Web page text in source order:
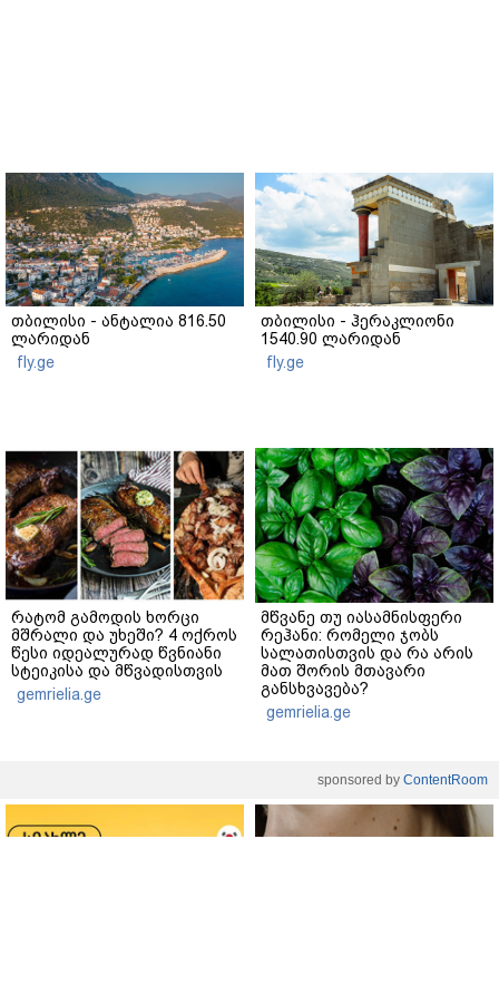
თბილისი - ანტალია 816.50
ლარიდან
fly.ge
თბილისი - ჰერაკლიონი
1540.90 ლარიდან
fly.ge
რატომ გამოდის ხორცი
მშრალი და უხეში? 4 ოქროს
წესი იდეალურად წვნიანი
სტეიკისა და მწვადისთვის
gemrielia.ge
მწვანე თუ იასამნისფერი
რეჰანი: რომელი ჯობს
სალათისთვის და რა არის
მათ შორის მთავარი
განსხვავება?
gemrielia.ge
sponsored by ContentRoom